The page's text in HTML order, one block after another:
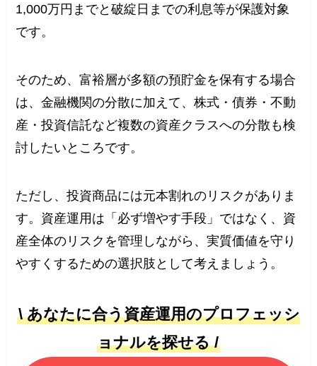
1,000万円までと破綻日までの利息等が保護対象
です。
そのため、富裕層が多額の預貯金を保有する場合
は、金融機関の分散に加えて、株式・債券・不動
産・投資信託など複数の資産クラスへの分散も検
討したいところです。
ただし、投資商品には元本割れのリスクがありま
す。資産運用は「必ず増やす手段」ではなく、資
産全体のリスクを管理しながら、実質価値を守り
やすくするための選択肢として考えましょう。
\ あなたに合う資産運用のプロフェッシ
ョナルを探せる /